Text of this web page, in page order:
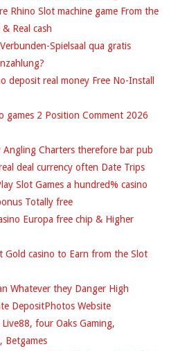
Rhino Slot machine game From the
Real cash
Spielsaal qua gratis
deposit real money Free No-Install
games 2 Position Comment 2026
Angling Charters therefore bar pub
deal currency often Date Trips
Slot Games a hundred% casino
Totally free
Europa free chip & Higher
Gold casino to Earn from the Slot
Whatever they Danger High
DepositPhotos Website
four Oaks Gaming,
Betgames